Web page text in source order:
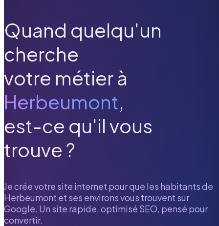
Quand quelqu'un
cherche
votre métier à
Herbeumont,
est-ce qu'il vous
trouve ?
Je crée votre site internet pour que les habitants de
Herbeumont et ses environs vous trouvent sur
Google. Un site rapide, optimisé SEO, pensé pour
convertir.